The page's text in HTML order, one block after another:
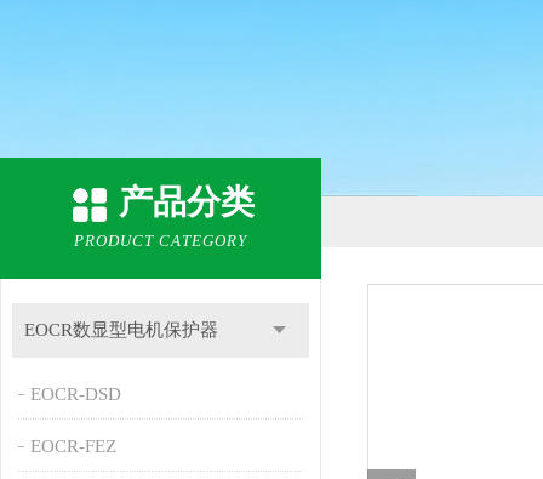
产品分类
PRODUCT CATEGORY
EOCR数显型电机保护器
EOCR-DSD
EOCR-FEZ